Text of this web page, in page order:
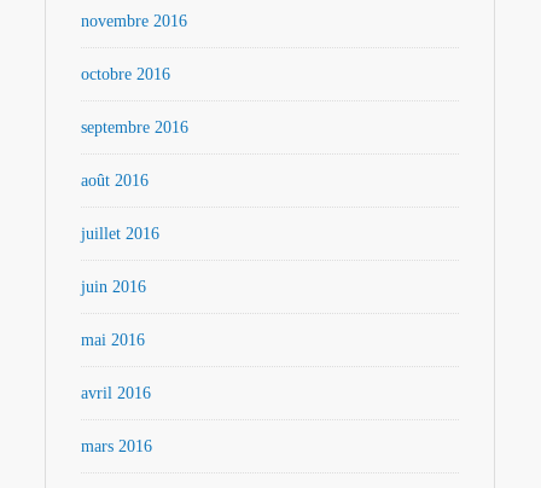
novembre 2016
octobre 2016
septembre 2016
août 2016
juillet 2016
juin 2016
mai 2016
avril 2016
mars 2016